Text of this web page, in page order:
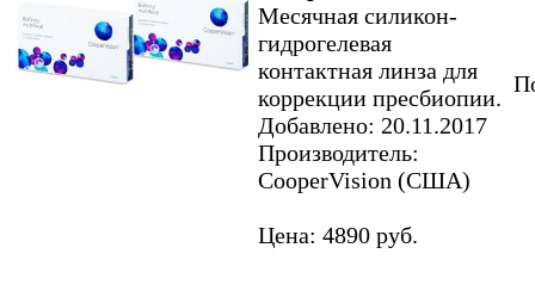
Месячная силикон-
гидрогелевая
контактная линза для
коррекции пресбиопии.
Добавлено: 20.11.2017
Производитель:
CooperVision (США)
Цена: 4890 руб.